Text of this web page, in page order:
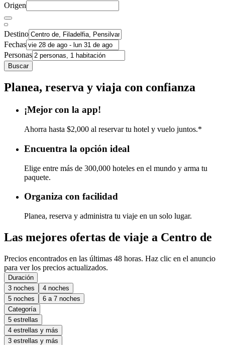
Origen
Destino
Fechas
Personas
Buscar
Planea, reserva y viaja con confianza
¡Mejor con la app!
Ahorra hasta $2,000 al reservar tu hotel y vuelo juntos.*
Encuentra la opción ideal
Elige entre más de 300,000 hoteles en el mundo y arma tu
paquete.
Organiza con facilidad
Planea, reserva y administra tu viaje en un solo lugar.
Las mejores ofertas de viaje a Centro de
Precios encontrados en las últimas 48 horas. Haz clic en el anuncio
para ver los precios actualizados.
Duración
3 noches
4 noches
5 noches
6 a 7 noches
Categoría
5 estrellas
4 estrellas y más
3 estrellas y más